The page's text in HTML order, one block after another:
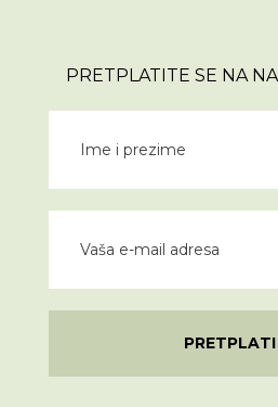
PRETPLATITE SE NA
PRETPLATI